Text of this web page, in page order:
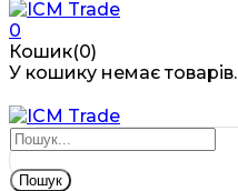
0
Кошик(0)
У кошику немає товарів.
Пошук